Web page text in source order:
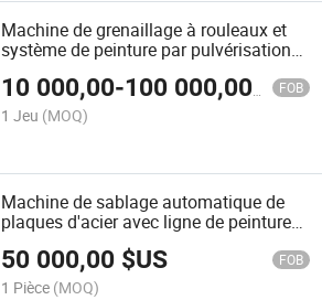
Machine de grenaillage à rouleaux et
système de peinture par pulvérisation
acier
10 000,00-100 000,00$US
FOB
1 Jeu (MOQ)
Machine de sablage automatique de
plaques d'acier avec ligne de peinture
50 000,00 $US FOB
1 Pièce (MOQ)